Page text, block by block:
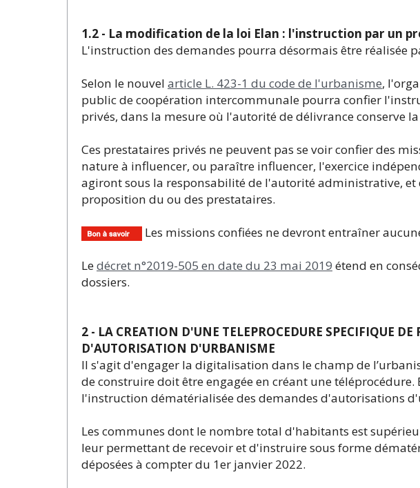
1.2 - La modification de la loi Elan : l'instruction par un
L'instruction des demandes pourra désormais être réalisée
Selon le nouvel article L. 423-1 du code de l'urbanisme,
public de coopération intercommunale pourra confier
privés, dans la mesure où l'autorité de délivrance conserve
Ces prestataires privés ne peuvent pas se voir confier des
nature à influencer, ou paraître influencer, l'exercice
agiront sous la responsabilité de l'autorité administrative,
proposition du ou des prestataires.
Les missions confiées ne devront entraîner
Ledécret n°2019-505 en date du 23 mai 2019 étend en
dossiers.
2 - LA CREATION D'UNE TELEPROCEDURE SPECIFIQUE
D'AUTORISATION D'URBANISME
Il s'agit d'engager la digitalisation dans le champ de
de construire doit être engagée en créant une
l'instruction dématérialisée des demandes d'autorisations
Les communes dont le nombre total d'habitants est
leur permettant de recevoir et d'instruire sous forme
déposées à compter du 1er janvier 2022.